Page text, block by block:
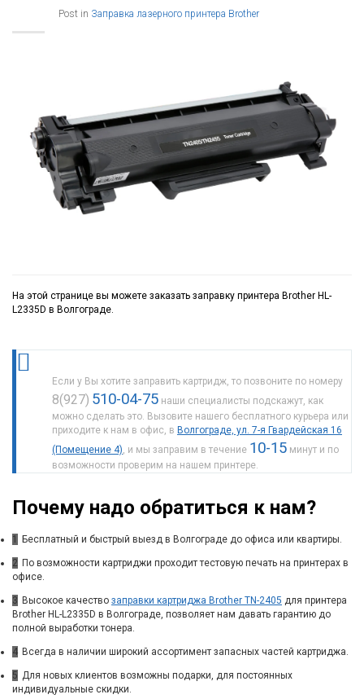
Post in Заправка лазерного принтера Brother
На этой странице вы можете заказать заправку принтера Brother HL-
L2335D в Волгограде.
Если у Вы хотите заправить картридж, то позвоните по номеру
8(927) 510-04-75 наши специалисты подскажут, как
можно сделать это. Вызовите нашего бесплатного курьера или
приходите к нам в офис, в Волгограде, ул. 7-я Гвардейская 16
(Помещение 4), и мы заправим в течение 10-15 минут и по
возможности проверим на нашем принтере.
Почему надо обратиться к нам?
1 Бесплатный и быстрый выезд в Волгограде до офиса или квартиры.
2 По возможности картриджи проходит тестовую печать на принтерах в
офисе.
3 Высокое качество заправки картриджа Brother TN-2405 для принтера
Brother HL-L2335D в Волгограде, позволяет нам давать гарантию до
полной выработки тонера.
4 Всегда в наличии широкий ассортимент запасных частей картриджа.
5 Для новых клиентов возможны подарки, для постоянных
индивидуальные скидки.